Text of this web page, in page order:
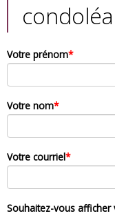
Votre prénom*
Votre nom*
Votre courriel*
Souhaitez-vous